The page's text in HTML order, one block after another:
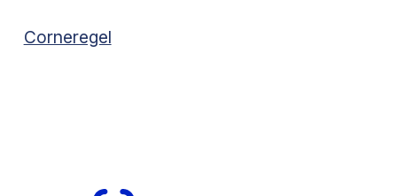
Corneregel